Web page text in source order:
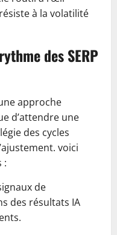
à la volatilité
des SERP
approche
d’attendre une
des cycles
voici
:
de
des résultats IA